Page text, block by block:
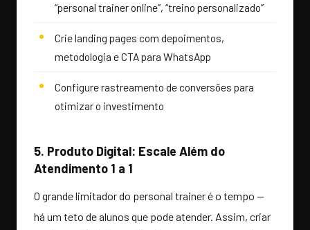
“personal trainer online”, “treino personalizado”
Crie landing pages com depoimentos,
metodologia e CTA para WhatsApp
Configure rastreamento de conversões para
otimizar o investimento
5. Produto Digital: Escale Além do
Atendimento 1 a 1
O grande limitador do personal trainer é o tempo —
há um teto de alunos que pode atender. Assim, criar